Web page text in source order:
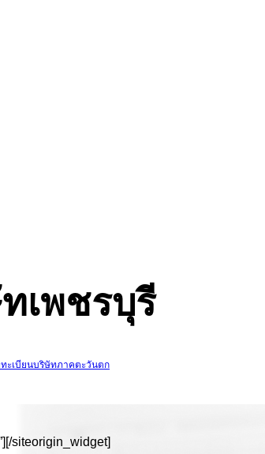
เพชรบุรี
ะเบียนบริษัทภาคตะวันตก
[/siteorigin_widget]